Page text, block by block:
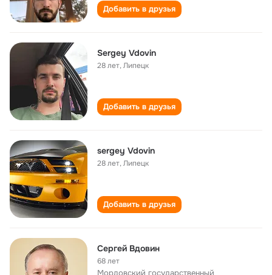
Добавить в друзья
Sergey Vdovin
28 лет,Липецк
Добавить в друзья
sergey Vdovin
28 лет,Липецк
Добавить в друзья
Сергей Вдовин
68 лет
Мордовский государственный